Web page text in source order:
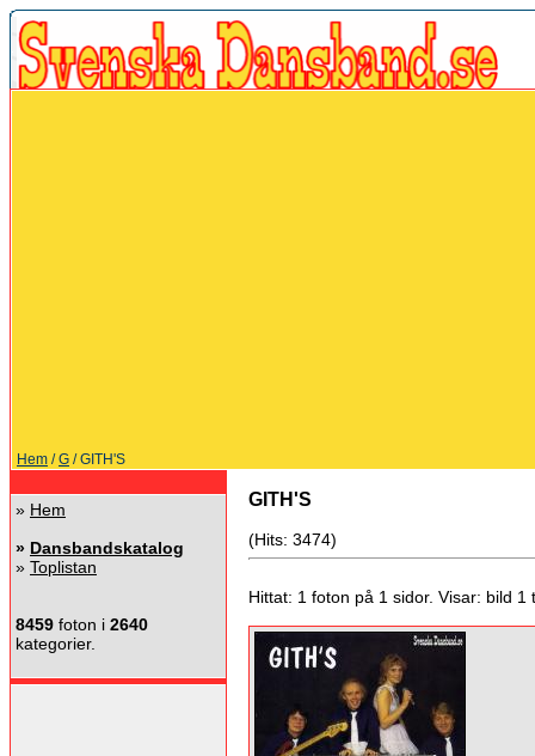
Hem /G / GITH'S
» Hem
» Dansbandskatalog
» Toplistan
8459 foton i 2640
kategorier.
GITH'S
(Hits: 3474)
Hittat: 1 foton på 1 sidor. Visar: bild 1